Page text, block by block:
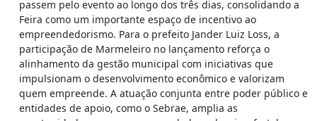
passem pelo evento ao longo dos três dias, consolidando a
Feira como um importante espaço de incentivo ao
empreendedorismo. Para o prefeito Jander Luiz Loss, a
participação de Marmeleiro no lançamento reforça o
alinhamento da gestão municipal com iniciativas que
impulsionam o desenvolvimento econômico e valorizam
quem empreende. A atuação conjunta entre poder público e
entidades de apoio, como o Sebrae, amplia as